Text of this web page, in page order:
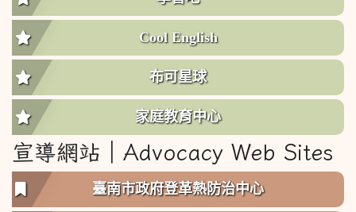
Cool English
布可星球
家庭教育中心
宣導網站︱Advocacy Web Sites
臺南市政府登革熱防治中心